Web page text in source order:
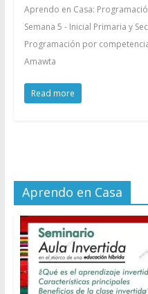
Aprendo en Casa:
Semana 5 - Inicial Primaria y
Programación por
Amawta
Read more
Aprendo en Casa